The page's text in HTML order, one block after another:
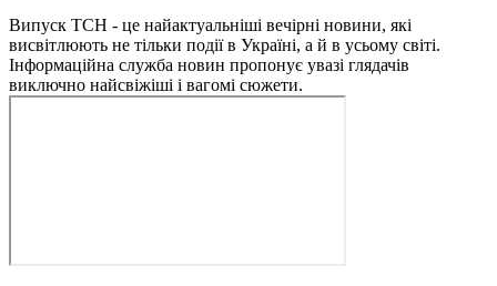
Випуск ТСН - це найактуальніші вечірні новини, які
висвітлюють не тільки події в Україні, а й в усьому світі.
Інформаційна служба новин пропонує увазі глядачів
виключно найсвіжіші і вагомі сюжети.